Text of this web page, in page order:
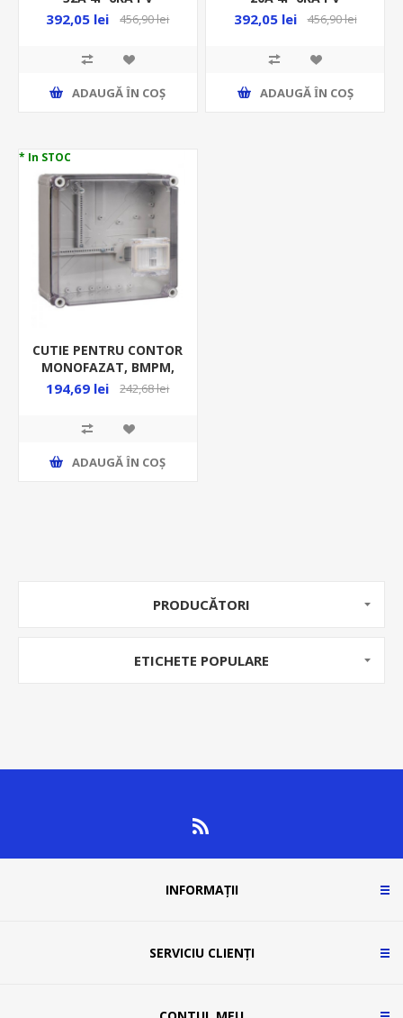
POLICARBONAT PT
392,05 lei 456,90 lei
ADAUGĂ ȊN COŞ
POLICARBONAT PT
392,05 lei 456,90 lei
ADAUGĂ ȊN COŞ
* In STOC
CUTIE PENTRU CONTOR
MONOFAZAT, BMPM,
300*300*170 GRI
194,69 lei 242,68 lei
ADAUGĂ ȊN COŞ
PRODUCĂTORI
ETICHETE POPULARE
INFORMAȚII
SERVICIU CLIENȚI